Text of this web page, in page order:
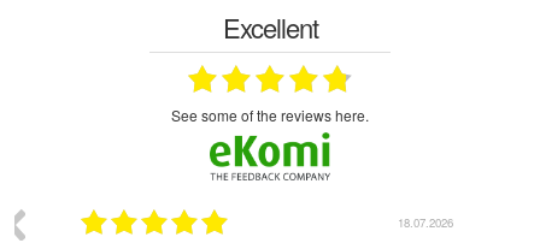
Excellent
see some of the reviews here.
18.07.2026